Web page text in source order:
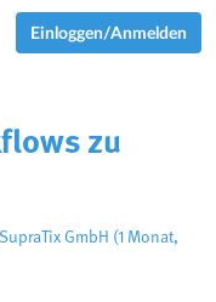
Einloggen/Anmelden
zu
SupraTix GmbH (1 Monat,